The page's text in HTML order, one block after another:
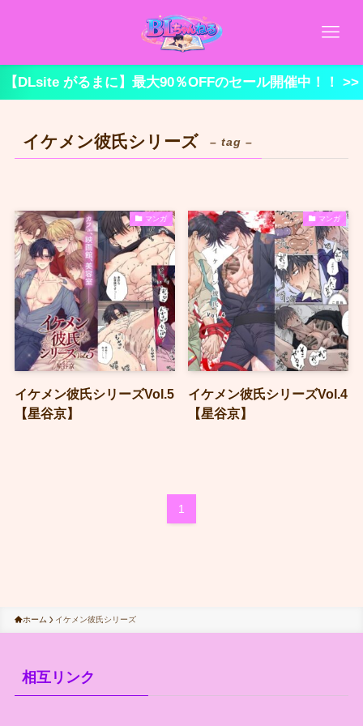
【DLsite がるまに】最大90％OFFのセール開催中！！ >>
イケメン彼氏シリーズ – tag –
マンガ
イケメン彼氏シリーズVol.5
【星谷京】
マンガ
イケメン彼氏シリーズVol.4
【星谷京】
1
ホーム イケメン彼氏シリーズ
相互リンク